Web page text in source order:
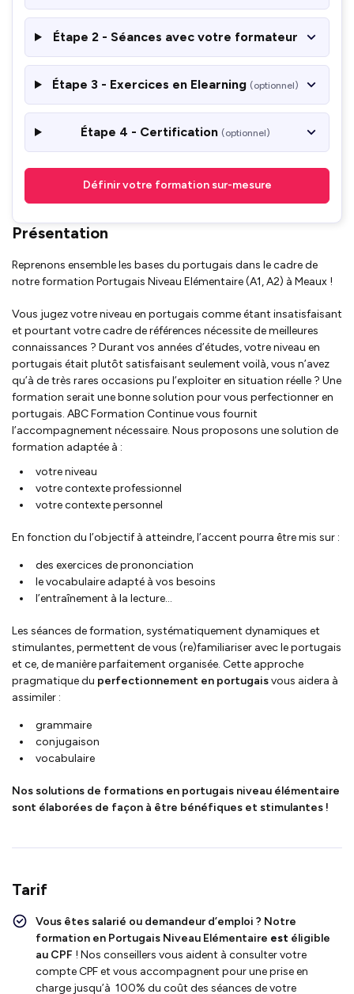
Étape 2 - Séances avec votre formateur
Étape 3 - Exercices en Elearning (optionnel)
Étape 4 - Certification (optionnel)
Définir votre formation sur-mesure
Présentation
Reprenons ensemble les bases du portugais dans le cadre de
notre formation Portugais Niveau Elémentaire (A1, A2) à Meaux !
Vous jugez votre niveau en portugais comme étant insatisfaisant
et pourtant votre cadre de références nécessite de meilleures
connaissances ? Durant vos années d’études, votre niveau en
portugais était plutôt satisfaisant seulement voilà, vous n’avez
qu’à de très rares occasions pu l’exploiter en situation réelle ? Une
formation serait une bonne solution pour vous perfectionner en
portugais. ABC Formation Continue vous fournit
l’accompagnement nécessaire. Nous proposons une solution de
formation adaptée à :
votre niveau
votre contexte professionnel
votre contexte personnel
En fonction du l’objectif à atteindre, l’accent pourra être mis sur :
des exercices de prononciation
le vocabulaire adapté à vos besoins
l’entraînement à la lecture...
Les séances de formation, systématiquement dynamiques et
stimulantes, permettent de vous (re)familiariser avec le portugais
et ce, de manière parfaitement organisée. Cette approche
pragmatique du perfectionnement en portugaisvous aidera à
assimiler :
grammaire
conjugaison
vocabulaire
Nos solutions de formations en portugais niveau élémentaire
sont élaborées de façon à être bénéfiques et stimulantes !
Tarif
Vous êtes salarié ou demandeur d’emploi ? Notre
formation en Portugais Niveau Elémentaire est éligible
au CPF ! Nos conseillers vous aident à consulter votre
compte CPF et vous accompagnent pour une prise en
charge jusqu’à 100% du coût des séances de votre